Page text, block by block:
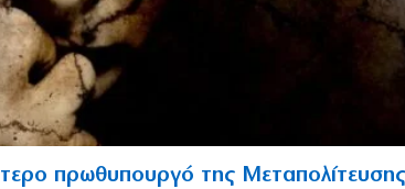
πρωθυπουργό της Μεταπολίτευσης